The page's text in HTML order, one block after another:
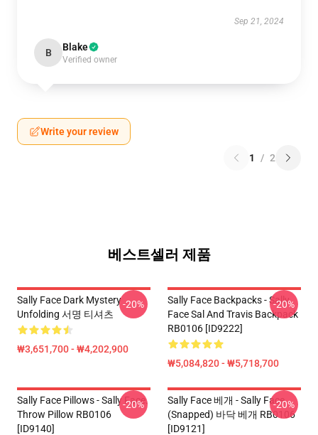
Sep 21, 2024
B Blake
Verified owner
Write your review
1 / 2
베스트셀러 제품
Sally Face Dark Mystery
Unfolding 서명 티셔츠
₩3,651,700 - ₩4,202,900
-20%
Sally Face Backpacks - Sally
Face Sal And Travis Backpack
RB0106 [ID9222]
₩5,084,820 - ₩5,718,700
-20%
Sally Face Pillows - Sally Face.
Throw Pillow RB0106
[ID9140]
-20%
Sally Face 베개 - Sally Face
(Snapped) 바닥 베개 RB0106
[ID9121]
-20%